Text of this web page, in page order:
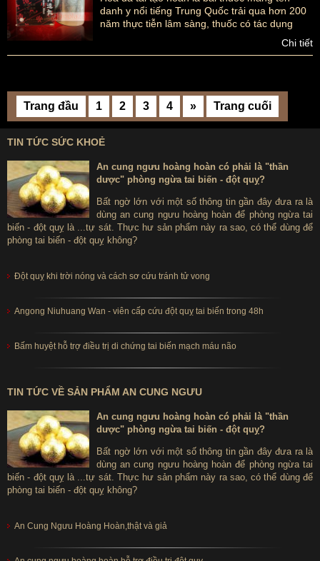
danh y nổi tiếng Trung Quốc trải qua hơn 200
năm thực tiễn lâm sàng, thuốc có tác dụng
“hành khí, giảm đau”. Nhưng giá thuốc hoa đà
tái tạo hoàn ở đâu là rẻ nhất, phù hợp với nhu
Chi tiết
Trang đầu 1 2 3 4 » Trang cuối
TIN TỨC SỨC KHOẺ
An cung ngưu hoàng hoàn có phải là "thần
dược" phòng ngừa tai biến - đột quỵ?
Bất ngờ lớn với một số thông tin gần đây đưa ra là
dùng an cung ngưu hoàng hoàn để phòng ngừa tai
biến - đột quỵ là ...tự sát. Thực hư sản phẩm này ra sao, có thể dùng để
phòng tai biến - đột quỵ không?
Đột quỵ khi trời nóng và cách sơ cứu tránh tử vong
Angong Niuhuang Wan - viên cấp cứu đột quỵ tai biến trong 48h
Bấm huyệt hỗ trợ điều trị di chứng tai biến mạch máu não
TIN TỨC VỀ SẢN PHẨM AN CUNG NGƯU
An cung ngưu hoàng hoàn có phải là "thần
dược" phòng ngừa tai biến - đột quỵ?
Bất ngờ lớn với một số thông tin gần đây đưa ra là
dùng an cung ngưu hoàng hoàn để phòng ngừa tai
biến - đột quỵ là ...tự sát. Thực hư sản phẩm này ra sao, có thể dùng để
phòng tai biến - đột quỵ không?
An Cung Ngưu Hoàng Hoàn,thật và giả